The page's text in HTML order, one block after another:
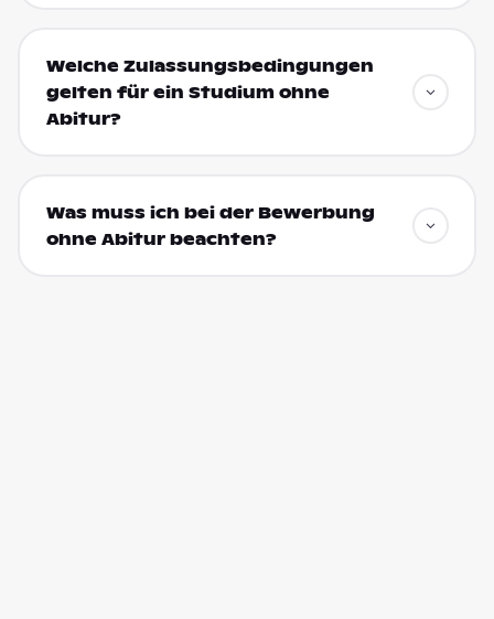
Welche Zulassungsbedingungen
gelten für ein Studium ohne
Abitur?
Was muss ich bei der Bewerbung
ohne Abitur beachten?